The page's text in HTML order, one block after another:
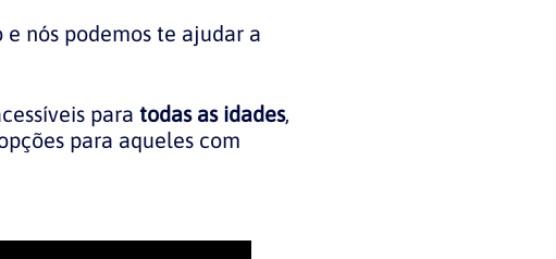
nós podemos te ajudar a
para todas as idades,
para aqueles com